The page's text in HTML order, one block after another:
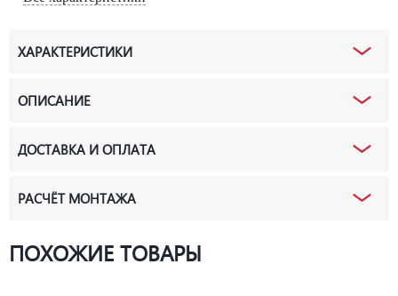
ХАРАКТЕРИСТИКИ
ОПИСАНИЕ
ДОСТАВКА И ОПЛАТА
РАСЧЁТ МОНТАЖА
ПОХОЖИЕ ТОВАРЫ